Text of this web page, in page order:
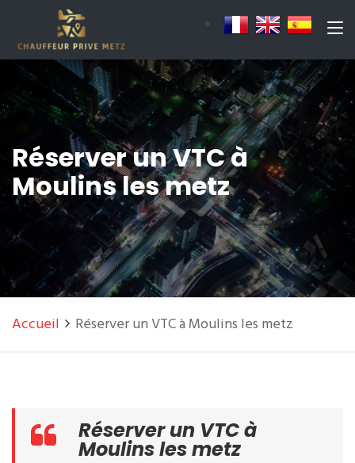
Réserver un VTC à
Moulins les metz
Accueil Réserver un VTC à Moulins les metz
Réserver un VTC à
Moulins les metz